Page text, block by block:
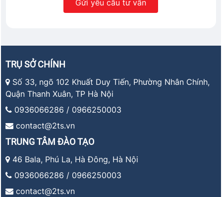
TRỤ SỞ CHÍNH
Số 33, ngõ 102 Khuất Duy Tiến, Phường Nhân Chính,
Quận Thanh Xuân, TP Hà Nội
0936066286 / 0966250003
contact@2ts.vn
TRUNG TÂM ĐÀO TẠO
46 Bala, Phú La, Hà Đông, Hà Nội
0936066286 / 0966250003
contact@2ts.vn